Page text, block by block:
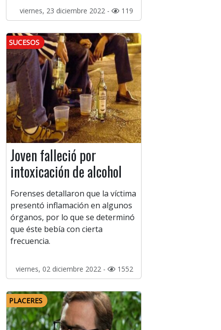
viernes, 23 diciembre 2022 - 119
SUCESOS
Joven falleció por
intoxicación de alcohol
Forenses detallaron que la víctima
presentó inflamación en algunos
órganos, por lo que se determinó
que éste bebía con cierta
frecuencia.
viernes, 02 diciembre 2022 - 1552
PLACERES